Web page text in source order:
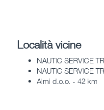
Località vicine
NAUTIC SERVICE
NAUTIC SERVICE
Almi d.o.o. - 42 km